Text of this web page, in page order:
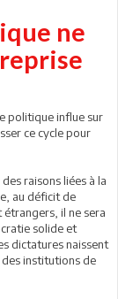
ne
politique influe sur
ce cycle pour
raisons liées à la
au déficit de
il ne sera
solide et
dictatures naissent
institutions de